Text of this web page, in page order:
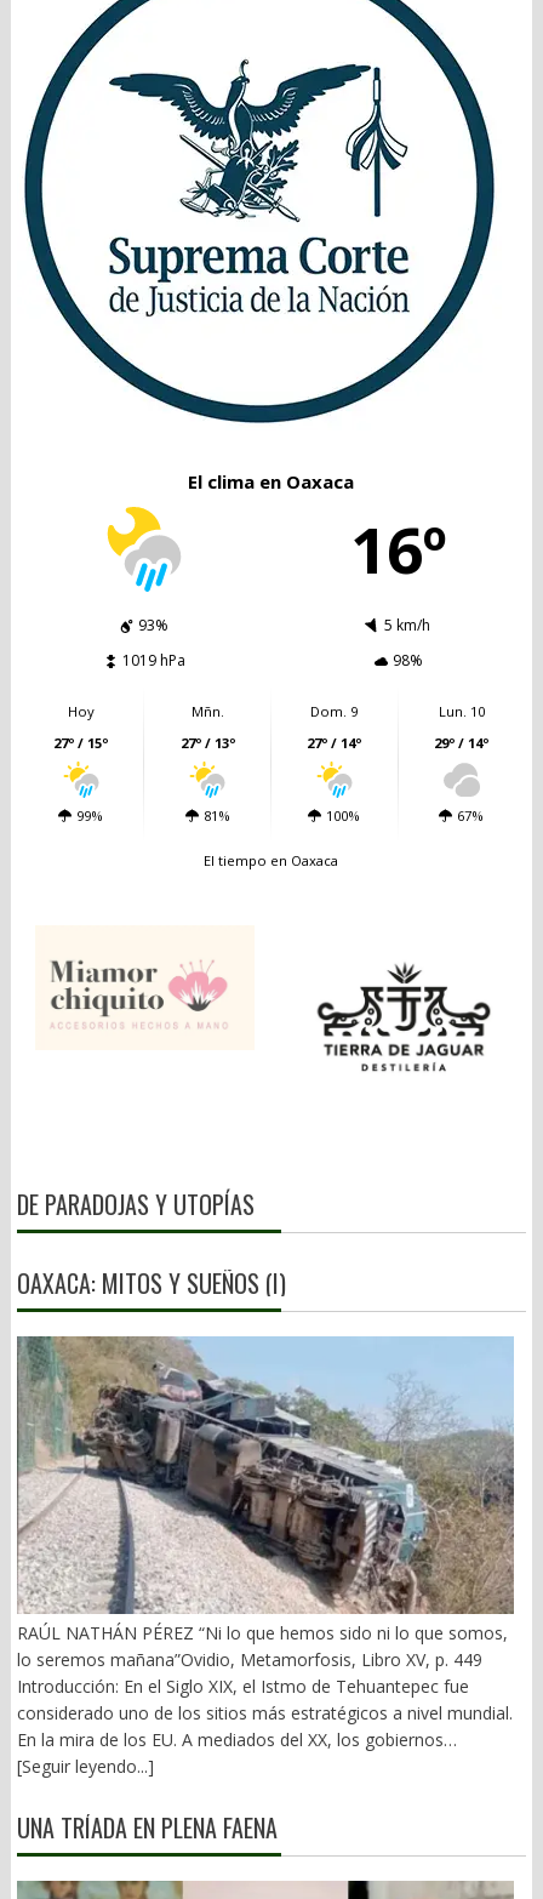
El clima en Oaxaca
16º
93%
5 km/h
1019 hPa
98%
Hoy
27º / 15º
99%
Mñn.
27º / 13º
81%
Dom. 9
27º / 14º
100%
Lun. 10
29º / 14º
67%
El tiempo en Oaxaca
DE PARADOJAS Y UTOPÍAS
OAXACA: MITOS Y SUEÑOS (I)
RAÚL NATHÁN PÉREZ “Ni lo que hemos sido ni lo que somos,
lo seremos mañana”Ovidio, Metamorfosis, Libro XV, p. 449
Introducción: En el Siglo XIX, el Istmo de Tehuantepec fue
considerado uno de los sitios más estratégicos a nivel mundial.
En la mira de los EU. A mediados del XX, los gobiernos
emanados del PRI iniciaron una serie de proyectos, todos
Transístmico, Proyecto Alfa-Omega, Plan Puebla-Panamá y
[Seguir leyendo...]
UNA TRÍADA EN PLENA FAENA